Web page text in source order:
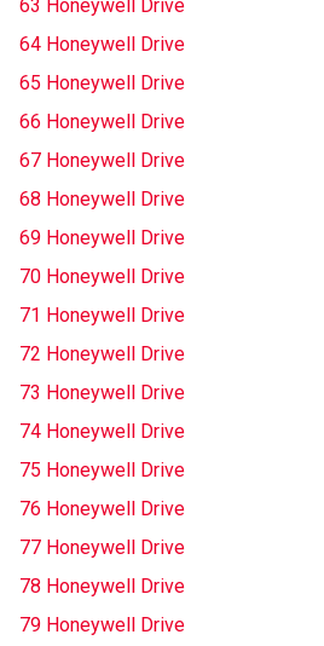
63 Honeywell Drive
64 Honeywell Drive
65 Honeywell Drive
66 Honeywell Drive
67 Honeywell Drive
68 Honeywell Drive
69 Honeywell Drive
70 Honeywell Drive
71 Honeywell Drive
72 Honeywell Drive
73 Honeywell Drive
74 Honeywell Drive
75 Honeywell Drive
76 Honeywell Drive
77 Honeywell Drive
78 Honeywell Drive
79 Honeywell Drive